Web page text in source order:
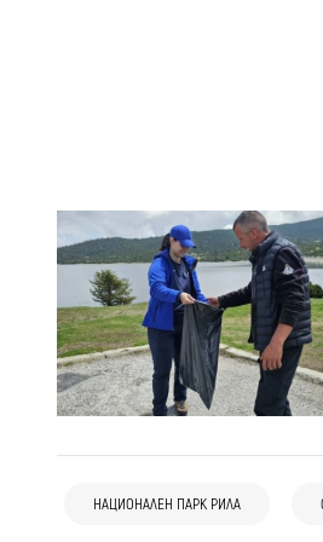
НАЦИОНАЛЕН ПАРК РИЛА
Дупница Кюстендил